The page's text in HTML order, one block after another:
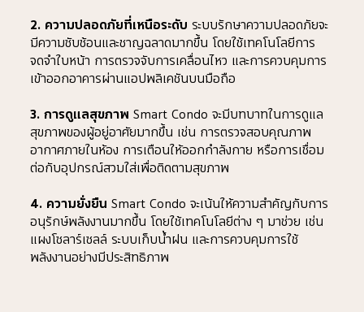
2. ความปลอดภัยที่เหนือระดับ ระบบรักษาความปลอดภัยจะ
มีความซับซ้อนและชาญฉลาดมากขึ้น โดยใช้เทคโนโลยีการ
จดจำใบหน้า การตรวจจับการเคลื่อนไหว และการควบคุมการ
เข้าออกอาคารผ่านแอปพลิเคชันบนมือถือ
3. การดูแลสุขภาพ Smart Condo จะมีบทบาทในการดูแล
สุขภาพของผู้อยู่อาศัยมากขึ้น เช่น การตรวจสอบคุณภาพ
อากาศภายในห้อง การเตือนให้ออกกำลังกาย หรือการเชื่อม
ต่อกับอุปกรณ์สวมใส่เพื่อติดตามสุขภาพ
4. ความยั่งยืน Smart Condo จะเน้นให้ความสำคัญกับการ
อนุรักษ์พลังงานมากขึ้น โดยใช้เทคโนโลยีต่าง ๆ มาช่วย เช่น
แผงโซลาร์เซลล์ ระบบเก็บน้ำฝน และการควบคุมการใช้
พลังงานอย่างมีประสิทธิภาพ